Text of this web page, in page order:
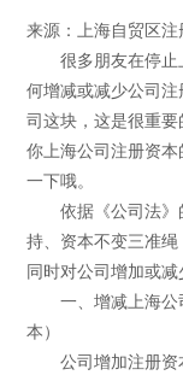
来源：上海自贸区注
很多朋友在停止
何增减或减少公司
司这块，这是很重
你上海公司注册资
一下哦。
依据《公司法》
持、资本不变三准绳
同时对公司增加或减
一、增减上海公
本）
公司增加注册资